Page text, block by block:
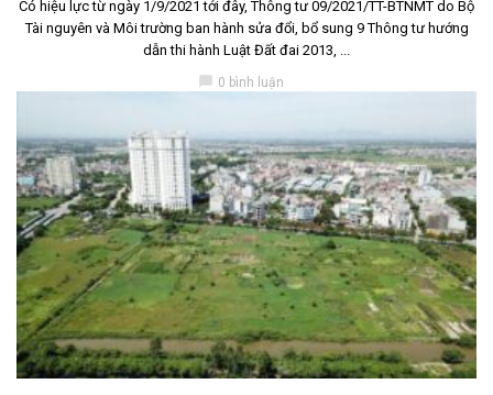
Có hiệu lực từ ngày 1/9/2021 tới đây, Thông tư 09/2021/TT-BTNMT do Bộ
Tài nguyên và Môi trường ban hành sửa đổi, bổ sung 9 Thông tư hướng
dẫn thi hành Luật Đất đai 2013, ...
0 bình luận